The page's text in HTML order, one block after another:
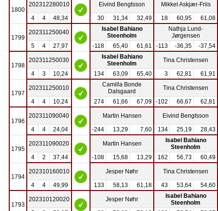
1800
202312280010 Eivind Bengtsson
Mikkel Askjær-Friis
4
4 48,34 30 31,34 32,49 18 60,95 61,08
1799
202311250040
Isabel Bahiano
Steenholm
Nathja Lund-
Jørgensen
5
4 27,97 -118 65,40 61,61 -113 -36,35 -37,54
1798
202311250030
Isabel Bahiano
Steenholm
Tina Christensen
4
3 10,24 134 63,09 65,40 3 62,81 61,91
1797
202311250010
Camilla Bonde
Dalsgaard
Tina Christensen
4
4 10,24 274 61,66 67,09 -102 66,67 62,81
1796
202311090040 Martin Hansen
Eivind Bengtsson
4
4 24,04 -244 13,29 7,60 134 25,19 28,43
1795
202311090020 Martin Hansen
Isabel Bahiano
Steenholm
4
2 37,44 -108 15,68 13,29 162 56,73 60,49
1794
202310160010 Jesper Nøhr
Tina Christensen
4
4 49,99 133 58,13 61,18 43 53,64 54,60
1793
202310120020 Jesper Nøhr
Isabel Bahiano
Steenholm